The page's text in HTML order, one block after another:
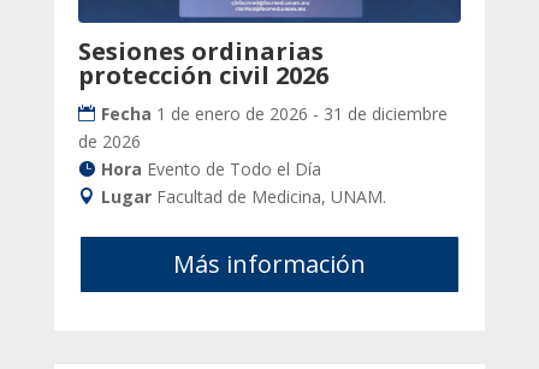
Sesiones ordinarias
protección civil 2026
Fecha 1 de enero de 2026 - 31 de diciembre
de 2026
Hora Evento de Todo el Día
Lugar Facultad de Medicina, UNAM.
Más información